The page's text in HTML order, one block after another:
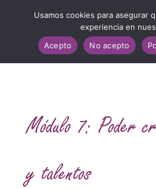
Módulo 7: Poder
y talentos
Usamos cookies para asegurar
experiencia en
Acepto
No acepto